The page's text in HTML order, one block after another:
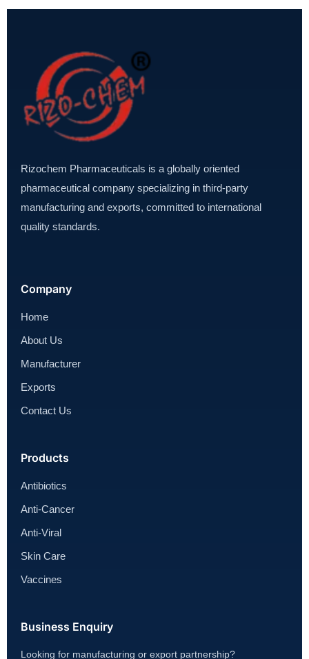
Rizochem Pharmaceuticals is a globally oriented
pharmaceutical company specializing in third-party
manufacturing and exports, committed to international
quality standards.
Company
Home
About Us
Manufacturer
Exports
Contact Us
Products
Antibiotics
Anti-Cancer
Anti-Viral
Skin Care
Vaccines
Business Enquiry
Looking for manufacturing or export partnership?